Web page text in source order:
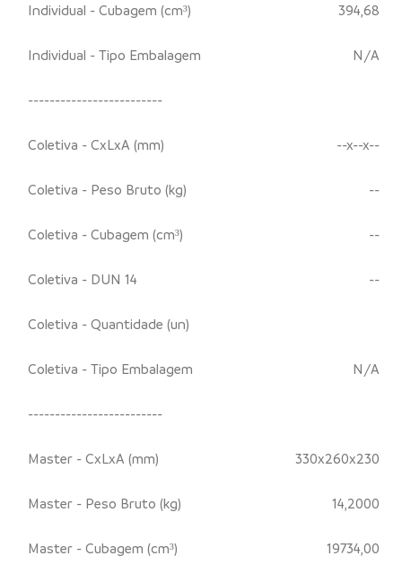
Individual - Cubagem (cm³) 394,68
Individual - Tipo Embalagem N/A
-------------------------
Coletiva - CxLxA (mm) --x--x--
Coletiva - Peso Bruto (kg) --
Coletiva - Cubagem (cm³) --
Coletiva - DUN 14 --
Coletiva - Quantidade (un)
Coletiva - Tipo Embalagem N/A
-------------------------
Master - CxLxA (mm) 330x260x230
Master - Peso Bruto (kg) 14,2000
Master - Cubagem (cm³) 19734,00